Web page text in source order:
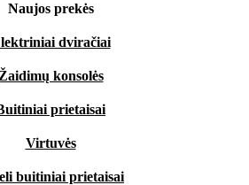
Naujos prekės
dviračiai
Žaidimų konsolės
prietaisai
Virtuvės
buitiniai prietaisai